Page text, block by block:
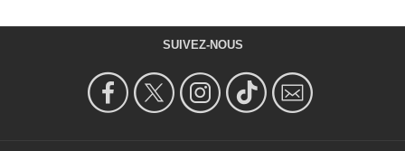
SUIVEZ-NOUS